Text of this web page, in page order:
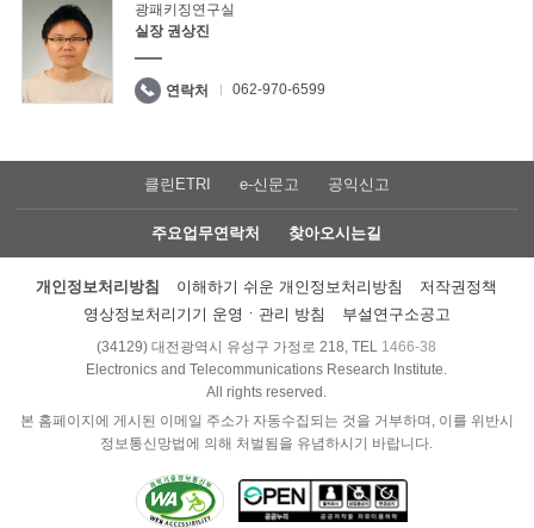
광패키징연구실
실장 권상진
연락처 062-970-6599
클린ETRI e-신문고 공익신고
주요업무연락처 찾아오시는길
개인정보처리방침 이해하기 쉬운 개인정보처리방침
저작권정책
영상정보처리기기 운영ㆍ관리 방침
부설연구소공고
(34129) 대전광역시 유성구 가정로 218, TEL 1466-38
Electronics and Telecommunications Research Institute.
All rights reserved.
본 홈페이지에 게시된 이메일 주소가 자동수집되는 것을 거부하며, 이를 위반시
정보통신망법에 의해 처벌됨을 유념하시기 바랍니다.